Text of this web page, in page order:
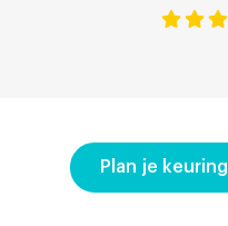
Plan je keuring